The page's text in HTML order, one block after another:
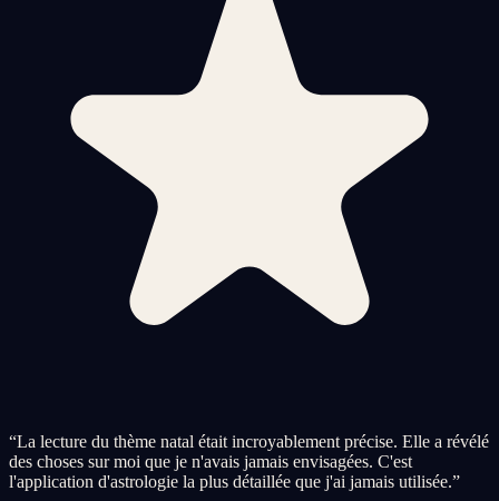
“La lecture du thème natal était incroyablement précise. Elle a révélé
des choses sur moi que je n'avais jamais envisagées. C'est
l'application d'astrologie la plus détaillée que j'ai jamais utilisée.”